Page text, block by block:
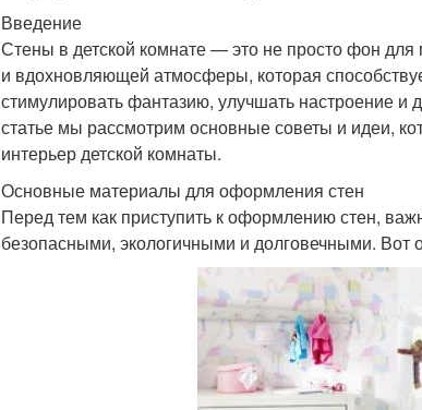
Введение
Стены в детской комнате — это не просто фон
и вдохновляющей атмосферы, которая
стимулировать фантазию, улучшать настроение и
статье мы рассмотрим основные советы и идеи,
интерьер детской комнаты.
Основные материалы для оформления стен
Перед тем как приступить к оформлению стен,
безопасными, экологичными и долговечными. Вот